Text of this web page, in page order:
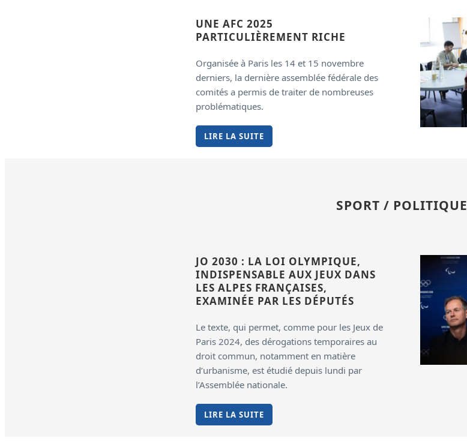
UNE AFC 2025
PARTICULIÈREMENT RICHE
Organisée à Paris les 14 et 15 novembre
derniers, la dernière assemblée fédérale des
comités a permis de traiter de nombreuses
problématiques.
LIRE LA SUITE
SPORT / POLITIQUE
JO 2030 : LA LOI OLYMPIQUE,
INDISPENSABLE AUX JEUX DANS
LES ALPES FRANÇAISES,
EXAMINÉE PAR LES DÉPUTÉS
Le texte, qui permet, comme pour les Jeux de
Paris 2024, des dérogations temporaires au
droit commun, notamment en matière
d’urbanisme, est étudié depuis lundi par
l’Assemblée nationale.
LIRE LA SUITE